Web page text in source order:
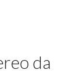
da